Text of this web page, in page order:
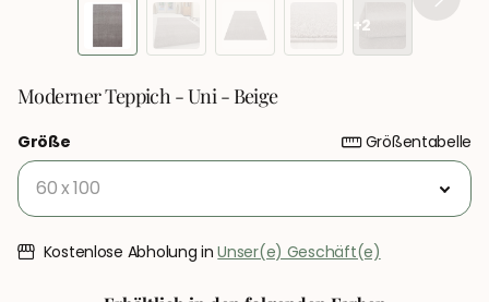
+2
Moderner Teppich - Uni - Beige
Größe Größentabelle
Kostenlose Abholung inUnser(e) Geschäft(e)